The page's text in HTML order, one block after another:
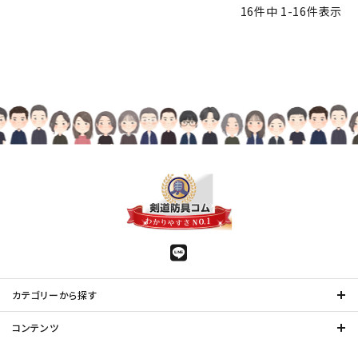
16件中 1-16件表示
カテゴリーから探す
コンテンツ